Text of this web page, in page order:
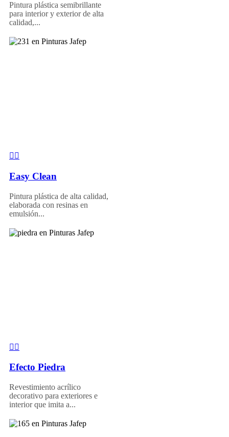
Pintura plástica semibrillante
para interior y exterior de alta
calidad,...
Easy Clean
Pintura plástica de alta calidad,
elaborada con resinas en
emulsión...
Efecto Piedra
Revestimiento acrílico
decorativo para exteriores e
interior que imita a...